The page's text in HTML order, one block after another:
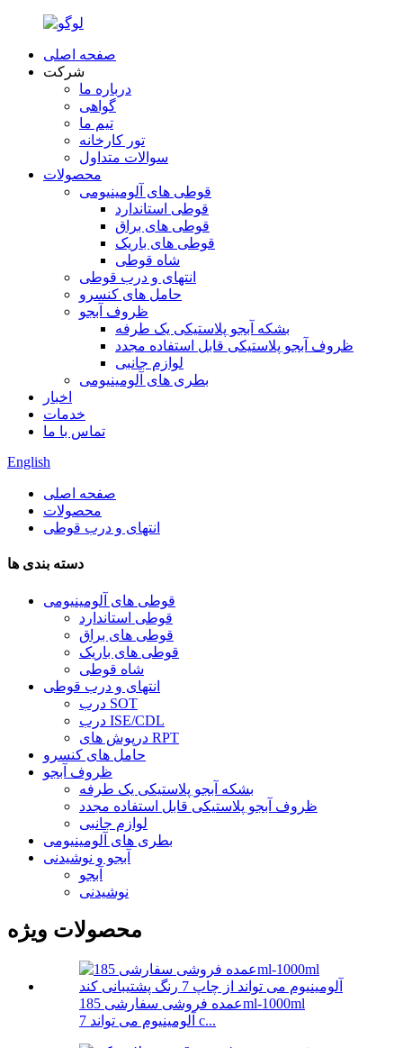
صفحه اصلی
شرکت
درباره ما
گواهی
تیم ما
تور کارخانه
سوالات متداول
محصولات
قوطی های آلومینیومی
قوطی استاندارد
قوطی های براق
قوطی های باریک
شاه قوطی
انتهای و درب قوطی
حامل های کنسرو
ظروف آبجو
بشکه آبجو پلاستیکی یک طرفه
ظروف آبجو پلاستیکی قابل استفاده مجدد
لوازم جانبی
بطری های آلومینیومی
اخبار
خدمات
تماس با ما
English
صفحه اصلی
محصولات
انتهای و درب قوطی
دسته بندی ها
قوطی های آلومینیومی
قوطی استاندارد
قوطی های براق
قوطی های باریک
شاه قوطی
انتهای و درب قوطی
درب SOT
درب ISE/CDL
درپوش های RPT
حامل های کنسرو
ظروف آبجو
بشکه آبجو پلاستیکی یک طرفه
ظروف آبجو پلاستیکی قابل استفاده مجدد
لوازم جانبی
بطری های آلومینیومی
آبجو و نوشیدنی
آبجو
نوشیدنی
محصولات ویژه
عمده فروشی سفارشی 185ml-1000ml
آلومینیوم می تواند 7 c...